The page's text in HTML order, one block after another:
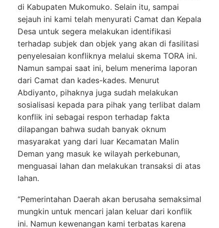
di Kabupaten Mukomuko. Selain itu, sampai
sejauh ini kami telah menyurati Camat dan Kepala
Desa untuk segera melakukan identifikasi
terhadap subjek dan objek yang akan di fasilitasi
penyelesaian konfliknya melalui skema TORA ini.
Namun sampai saat ini, belum menerima laporan
dari Camat dan kades-kades. Menurut
Abdiyanto, pihaknya juga sudah melakukan
sosialisasi kepada para pihak yang terlibat dalam
konflik ini sebagai respon terhadap fakta
dilapangan bahwa sudah banyak oknum
masyarakat yang dari luar Kecamatan Malin
Deman yang masuk ke wilayah perkebunan,
menguasai lahan dan melakukan transaksi di atas
lahan.
“Pemerintahan Daerah akan berusaha semaksimal
mungkin untuk mencari jalan keluar dari konflik
ini. Namun kewenangan kami terbatas karena